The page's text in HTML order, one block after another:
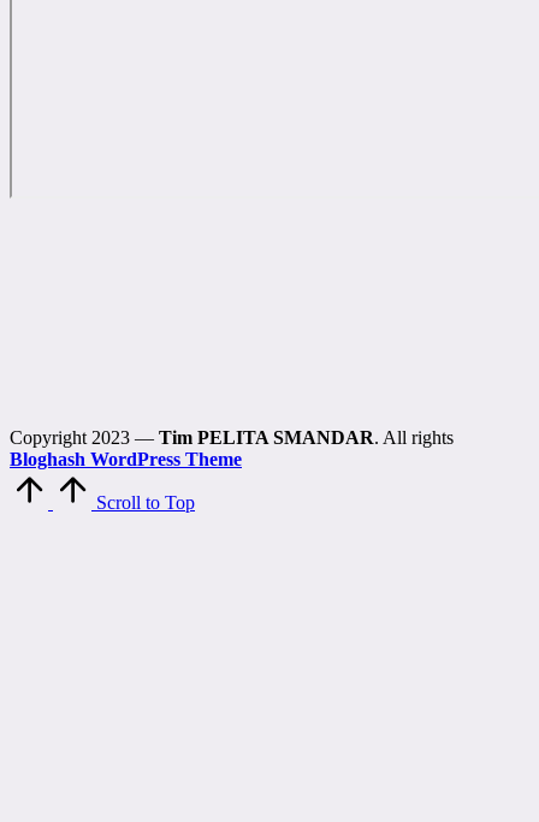
Copyright 2023 — Tim PELITA SMANDAR. All rights
Bloghash WordPress Theme
Scroll to Top